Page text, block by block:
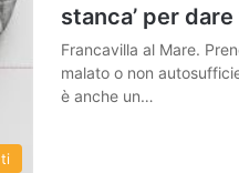
stanca’ per
Francavilla al Mare.
malato o non
è anche un…